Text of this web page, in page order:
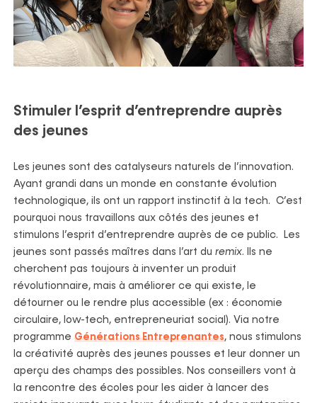
Stimuler l’esprit d’entreprendre auprès
des jeunes
Les jeunes sont des catalyseurs naturels de l’innovation.
Ayant grandi dans un monde en constante évolution
technologique, ils ont un rapport instinctif à la tech. C’est
pourquoi nous travaillons aux côtés des jeunes et
stimulons l’esprit d’entreprendre auprès de ce public. Les
jeunes sont passés maîtres dans l’art du remix. Ils ne
cherchent pas toujours à inventer un produit
révolutionnaire, mais à améliorer ce qui existe, le
détourner ou le rendre plus accessible (ex : économie
circulaire, low-tech, entrepreneuriat social). Via notre
programme Générations Entreprenantes, nous stimulons
la créativité auprès des jeunes pousses et leur donner un
aperçu des champs des possibles. Nos conseillers vont à
la rencontre des écoles pour les aider à lancer des